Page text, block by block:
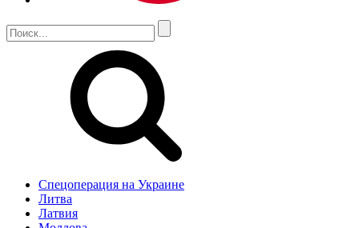
Спецоперация на Украине
Литва
Латвия